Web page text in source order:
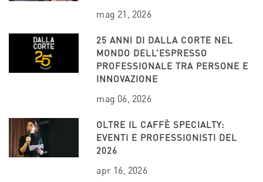
mag 21, 2026
25 ANNI DI DALLA CORTE NEL
MONDO DELL’ESPRESSO
PROFESSIONALE TRA PERSONE E
INNOVAZIONE
mag 06, 2026
OLTRE IL CAFFÈ SPECIALTY:
EVENTI E PROFESSIONISTI DEL
2026
apr 16, 2026